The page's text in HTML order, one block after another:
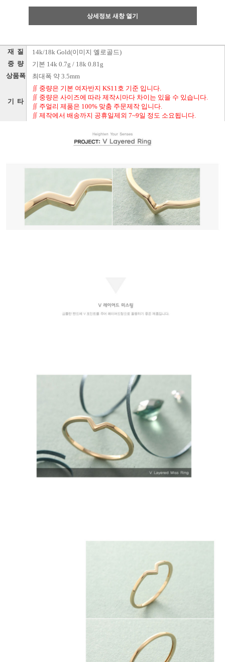
상세정보 새창 열기
재 질 14k/18k Gold(이미지 옐로골드)
중 량 기본 14k 0.7g / 18k 0.81g
상품폭 최대폭 약 3.5mm
기 타
∬ 중량은 기본 여자반지 KS11호 기준 입니다.
∬ 중량은 사이즈에 따라 제작시마다 차이는 있을 수 있습니다.
∬ 주얼리 제품은 100% 맞춤 주문제작 입니다.
∬ 제작에서 배송까지 공휴일제외 7~9일 정도 소요됩니다.